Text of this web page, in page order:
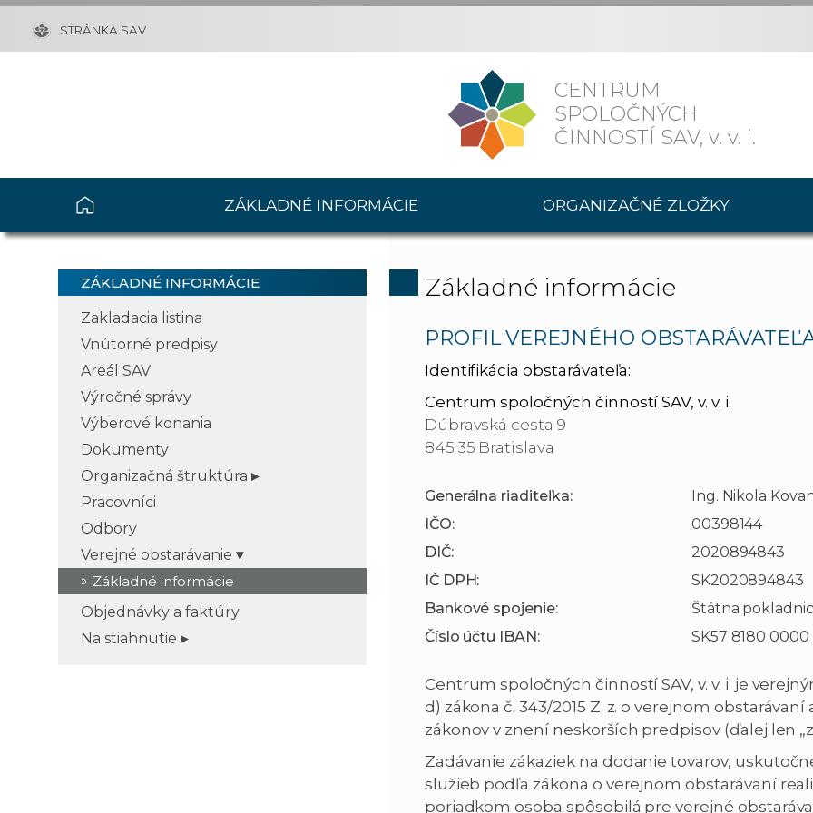
CENTRUM
SPOLOČNÝCH
ČINNOSTÍ SAV, v. v. i.
STRÁNKA SAV
ZÁKLADNÉ INFORMÁCIE ORGANIZAČNÉ ZLOŽKY
ZÁKLADNÉ INFORMÁCIE
Zakladacia listina
Vnútorné predpisy
Areál SAV
Výročné správy
Výberové konania
Dokumenty
Organizačná štruktúra
Pracovníci
Odbory
Verejné obstarávanie
Základné informácie
Objednávky a faktúry
Na stiahnutie
Základné informácie
PROFIL VEREJNÉHO
Identifikácia obstarávateľa:
Centrum spoločných činností SAV, v. v. i.
Dúbravská cesta 9
845 35 Bratislava
Generálna riaditeľka:
Ing. Nikola
IČO:
00398144
DIČ:
2020894843
IČ DPH:
SK2020894843
Bankové spojenie:
Štátna
Číslo účtu IBAN:
SK57 8180
Centrum spoločných činností SAV, v. v. i. je
d) zákona č. 343/2015 Z. z. o verejnom
zákonov v znení neskorších predpisov (ďalej len
Zadávanie zákaziek na dodanie tovarov,
služieb podľa zákona o verejnom obstarávaní
poriadkom osoba spôsobilá pre verejné